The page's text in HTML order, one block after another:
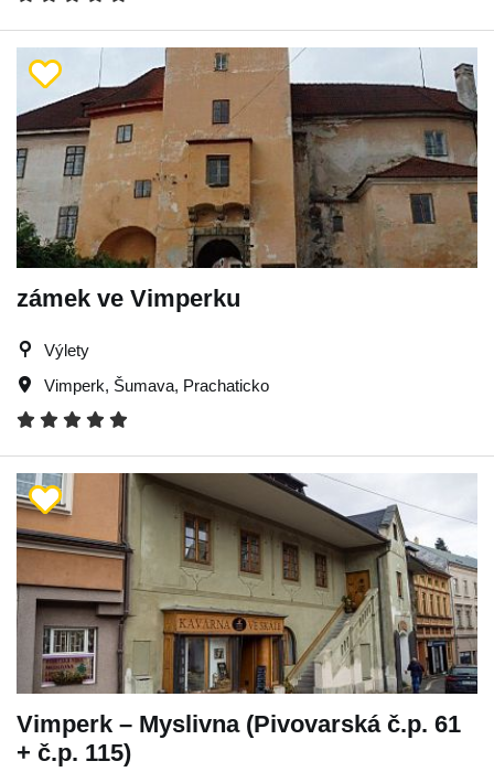
zámek ve Vimperku
Výlety
Vimperk, Šumava, Prachaticko
Vimperk – Myslivna (Pivovarská č.p. 61
+ č.p. 115)